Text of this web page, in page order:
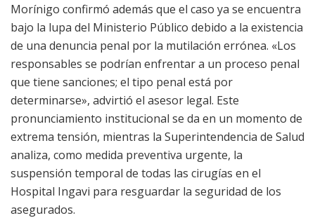
Morínigo confirmó además que el caso ya se encuentra
bajo la lupa del Ministerio Público debido a la existencia
de una denuncia penal por la mutilación errónea. «Los
responsables se podrían enfrentar a un proceso penal
que tiene sanciones; el tipo penal está por
determinarse», advirtió el asesor legal. Este
pronunciamiento institucional se da en un momento de
extrema tensión, mientras la Superintendencia de Salud
analiza, como medida preventiva urgente, la
suspensión temporal de todas las cirugías en el
Hospital Ingavi para resguardar la seguridad de los
asegurados.